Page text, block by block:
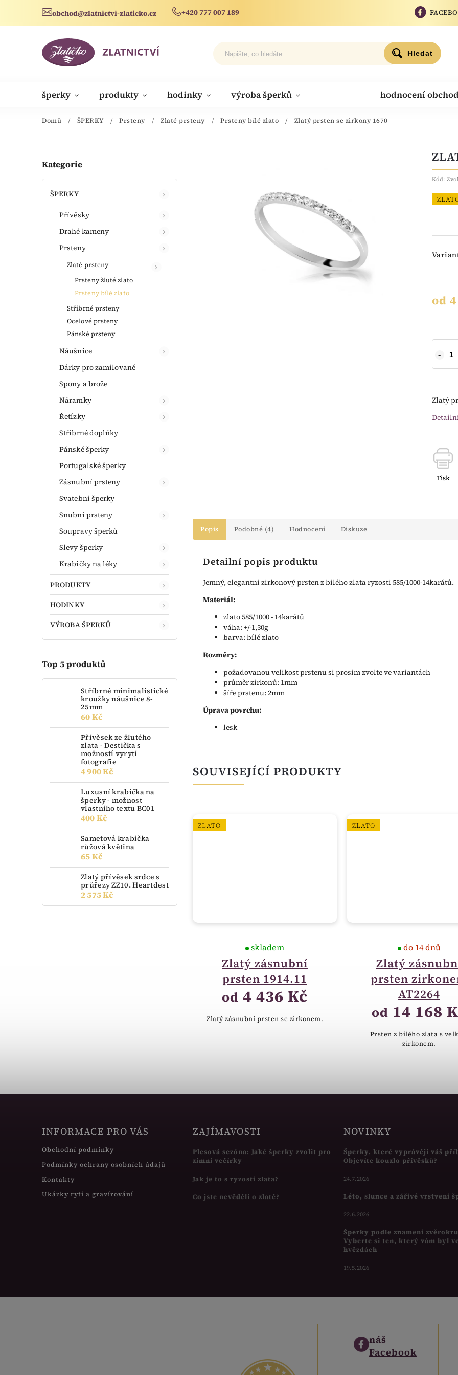
obchod@zlatnictvi-zlaticko.cz +420 777 007 189
Hledat
šperky produkty hodinky výroba šperků hodnocení
novinky
Domů / ŠPERKY / Prsteny / Zlaté prsteny / Prsteny bílé zlato / Zlatý prsten se zirkony 1670
Kategorie
ŠPERKY
Přívěsky
Drahé kameny
Prsteny
Zlaté prsteny
Prsteny žluté zlato
Prsteny bílé zlato
Stříbrné prsteny
Ocelové prsteny
Pánské prsteny
Náušnice
Dárky pro zamilované
Spony a brože
Náramky
Řetízky
Stříbrné doplňky
Pánské šperky
Portugalské šperky
Zásnubní prsteny
Svatební šperky
Snubní prsteny
Soupravy šperků
Slevy šperky
Krabičky na léky
PRODUKTY
HODINKY
VÝROBA ŠPERKŮ
Top 5 produktů
Stříbrné minimalistické
kroužky náušnice 8-
25mm
60 Kč
Přívěsek ze žlutého
zlata - Destička s
možností vyrytí
fotografie
4 900 Kč
Luxusní krabička na
šperky - možnost
vlastního textu BC01
400 Kč
Sametová krabička
růžová květina
65 Kč
Zlatý přívěsek srdce s
průřezy ZZ10. Heartdest
2 575 Kč
Kód:
od
Zlatý
Tisk
Popis Podobné (4) Hodnocení Diskuze
Detailní popis produktu
Jemný, elegantní zirkonový prsten z bílého zlata ryzosti 585/1000-14karátů.
Materiál:
zlato 585/1000 - 14karátů
váha: +/-1,30g
barva: bílé zlato
Rozměry:
požadovanou velikost prstenu si prosím zvolte ve variantách
průměr zirkonů: 1mm
šíře prstenu: 2mm
Úprava povrchu:
lesk
SOUVISEJÍCÍ PRODUKTY
ZLATO
Zlatý zásnubní
prsten 1914.11
skladem
od 4 436 Kč
Zlatý zásnubní prsten se zirkonem.
ZLATO
Zlatý
prsten
AT2264
do 14 dnů
od 14 168
Prsten z bílého zlata s
zirkonem.
INFORMACE PRO VÁS
Obchodní podmínky
Podmínky ochrany osobních údajů
Kontakty
Ukázky rytí a gravírování
ZAJÍMAVOSTI
Plesová sezóna: Jaké šperky zvolit pro
zimní večírky
Jak je to s ryzostí zlata?
Co jste nevěděli o zlatě?
NOVINKY
Šperky, které vyprávějí váš
Objevíte kouzlo přívěsků?
24.7.2026
Léto, slunce a zářivé vrstvení
22.6.2026
Šperky podle znamení
Vyberte si ten, který vám byl
hvězdách
19.5.2026
náš
Facebook